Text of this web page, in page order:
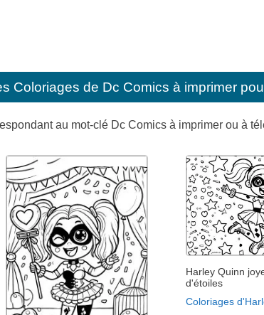
Coloriages de Dc Comics à imprimer
au mot-clé Dc Comics à imprimer ou à
Harley Quinn
d'étoiles
Coloriages